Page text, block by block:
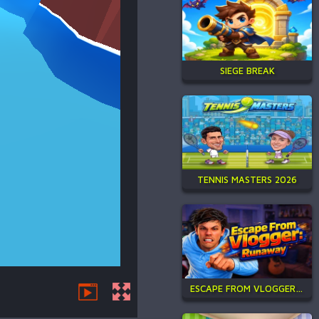
SIEGE BREAK
TENNIS MASTERS 2026
ESCAPE FROM VLOGGER: RUNAWAY